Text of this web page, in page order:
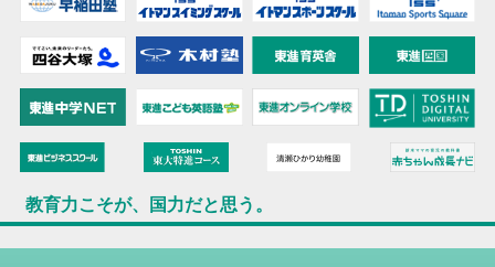
教育力こそが、国力だと思う。